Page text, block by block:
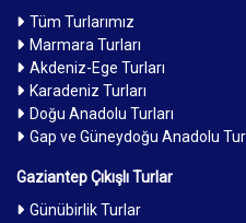
Tüm Turlarımız
Marmara Turları
Akdeniz-Ege Turları
Karadeniz Turları
Doğu Anadolu Turları
Gap ve Güneydoğu Anadolu
Gaziantep Çıkışlı Turlar
Günübirlik Turlar